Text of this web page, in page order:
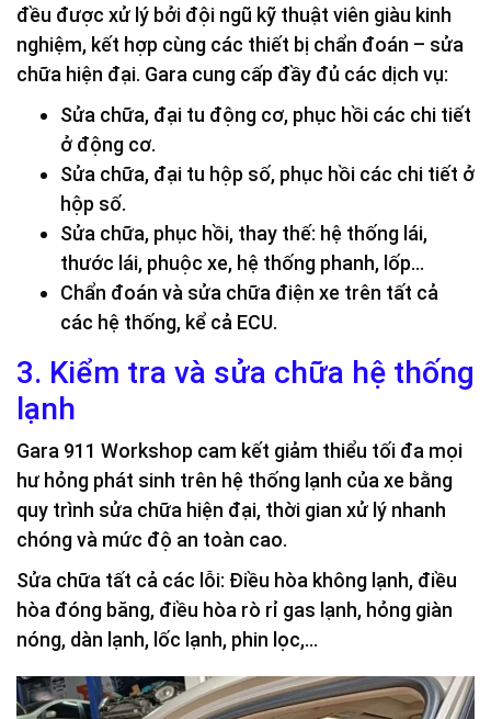
đều được xử lý bởi đội ngũ kỹ thuật viên giàu kinh
nghiệm, kết hợp cùng các thiết bị chẩn đoán – sửa
chữa hiện đại. Gara cung cấp đầy đủ các dịch vụ:
Sửa chữa, đại tu động cơ, phục hồi các chi tiết
ở động cơ.
Sửa chữa, đại tu hộp số, phục hồi các chi tiết ở
hộp số.
Sửa chữa, phục hồi, thay thế: hệ thống lái,
thước lái, phuộc xe, hệ thống phanh, lốp…
Chẩn đoán và sửa chữa điện xe trên tất cả
các hệ thống, kể cả ECU.
3. Kiểm tra và sửa chữa hệ thống
lạnh
Gara 911 Workshop cam kết giảm thiểu tối đa mọi
hư hỏng phát sinh trên hệ thống lạnh của xe bằng
quy trình sửa chữa hiện đại, thời gian xử lý nhanh
chóng và mức độ an toàn cao.
Sửa chữa tất cả các lỗi: Điều hòa không lạnh, điều
hòa đóng băng, điều hòa rò rỉ gas lạnh, hỏng giàn
nóng, dàn lạnh, lốc lạnh, phin lọc,…